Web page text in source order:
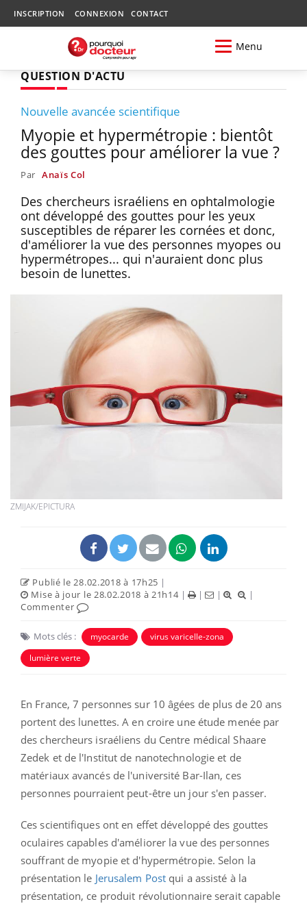
INSCRIPTION CONNEXION CONTACT
Menu
QUESTION D'ACTU
Nouvelle avancée scientifique
Myopie et hypermétropie : bientôt
des gouttes pour améliorer la vue ?
Par Anaïs Col
Des chercheurs israéliens en ophtalmologie
ont développé des gouttes pour les yeux
susceptibles de réparer les cornées et donc,
d'améliorer la vue des personnes myopes ou
hypermétropes... qui n'auraient donc plus
besoin de lunettes.
ZMIJAK/EPICTURA
Publié le 28.02.2018 à 17h25 |
Mise à jour le 28.02.2018 à 21h14| | |
|
Commenter
Mots clés : myocarde
virus varicelle-zona
lumière verte
En France,7 personnes sur 10 âgées de plus de 20 ans
portent des lunettes. A en croire une étude menée par
des chercheurs israéliens du Centre médical Shaare
Zedek et de l'Institut de nanotechnologie et de
matériaux avancés de l'université Bar-Ilan, ces
personnes pourraient peut-être un jour s'en passer.
Ces scientifiques ont en effet développé des gouttes
oculaires capables d'améliorer la vue des personnes
souffrant de myopie et d'hypermétropie.Selon la
présentation le Jerusalem Post qui a assisté à la
présentation, ce produit révolutionnaire serait capable